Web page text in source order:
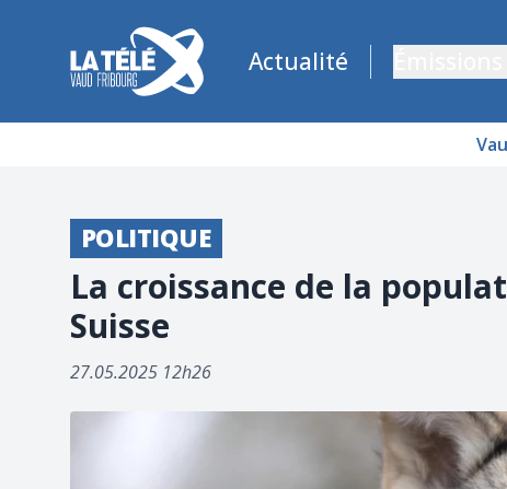
La Télé - Télévision régionale Vaud et Fribourg
Actualité
POLITIQUE
La croissance de la
Suisse
27.05.2025 12h26